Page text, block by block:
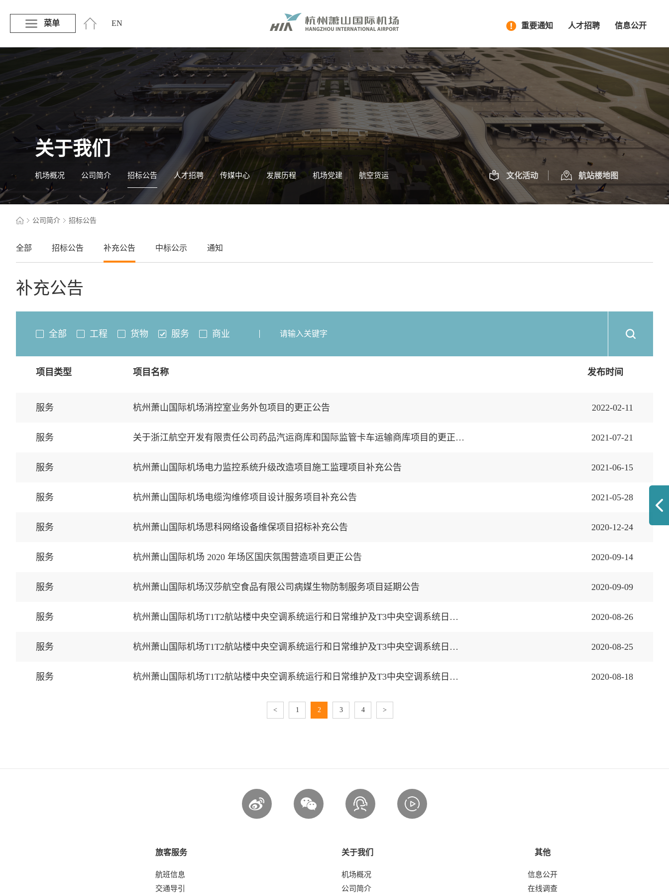
菜单 EN 信息公开
人才招聘
重要通知
关于我们
机场概况 公司简介 招标公告 人才招聘 传媒中心 发展历程 机场党建 航空货运 文化活动 航站楼地图
公司简介 招标公告
全部 招标公告 补充公告 中标公示 通知
补充公告
全部 工程 货物 服务 商业
项目类型 项目名称 发布时间
服务 杭州萧山国际机场消控室业务外包项目的更正公告 2022-02-11
服务 关于浙江航空开发有限责任公司药品汽运商库和国际监管卡车运输商库项目的更正公告 2021-07-21
服务 杭州萧山国际机场电力监控系统升级改造项目施工监理项目补充公告 2021-06-15
服务 杭州萧山国际机场电缆沟维修项目设计服务项目补充公告 2021-05-28
服务 杭州萧山国际机场思科网络设备维保项目招标补充公告 2020-12-24
服务 杭州萧山国际机场 2020 年场区国庆氛围营造项目更正公告 2020-09-14
服务 杭州萧山国际机场汉莎航空食品有限公司病媒生物防制服务项目延期公告 2020-09-09
服务 杭州萧山国际机场T1T2航站楼中央空调系统运行和日常维护及T3中央空调系统日常维护项目（重新招标）招标补充公告二 2020-08-26
服务 杭州萧山国际机场T1T2航站楼中央空调系统运行和日常维护及T3中央空调系统日常维护项目（重新招标）招标补充公告 2020-08-25
服务 杭州萧山国际机场T1T2航站楼中央空调系统运行和日常维护及T3中央空调系统日常维护项目招标补充公告 2020-08-18
< 1 2 3 4 >
旅客服务
航班信息
交通导引
关于我们
机场概况
公司简介
其他
信息公开
在线调查